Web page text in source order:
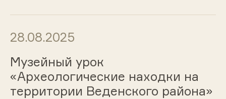
28.08.2025
Музейный урок
«Археологические находки на
территории Веденского района»